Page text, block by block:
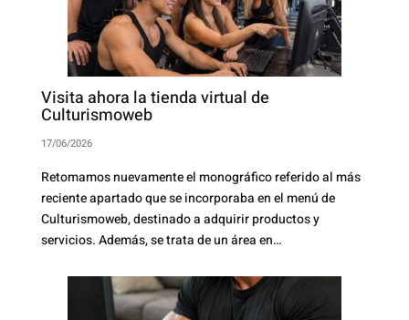
Visita ahora la tienda virtual de
Culturismoweb
17/06/2026
Retomamos nuevamente el monográfico referido al más
reciente apartado que se incorporaba en el menú de
Culturismoweb, destinado a adquirir productos y
servicios. Además, se trata de un área en…